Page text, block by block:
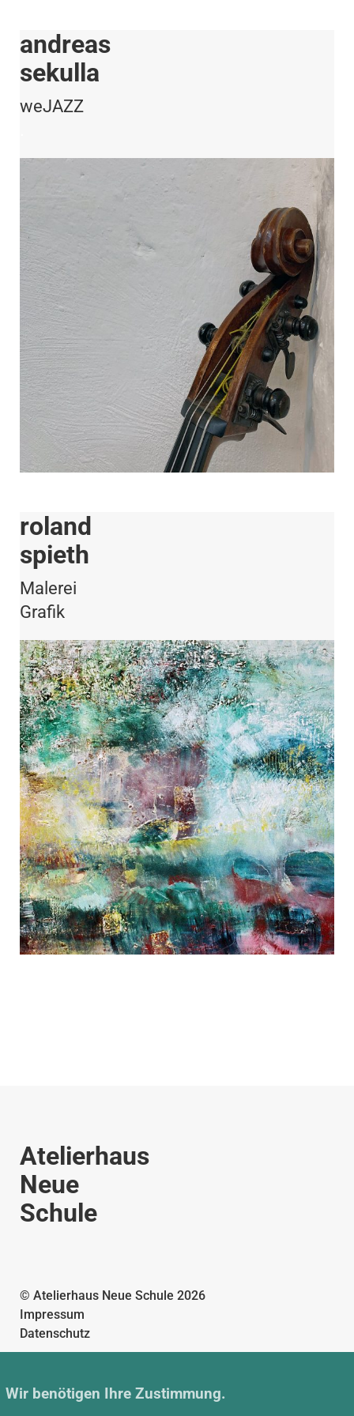
andreas
sekulla
weJAZZ
roland
spieth
Malerei
Grafik
Atelierhaus
Neue
Schule
© Atelierhaus Neue Schule 2026
Impressum
Datenschutz
Atelierhaus Neue Schule
Neue Anlage Straße 10
Wir benötigen Ihre Zustimmung.